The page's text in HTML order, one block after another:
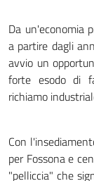
Da un'economia
a partire dagli
avvio un
forte esodo di
richiamo
Con
per Fossona e
"pelliccia" che